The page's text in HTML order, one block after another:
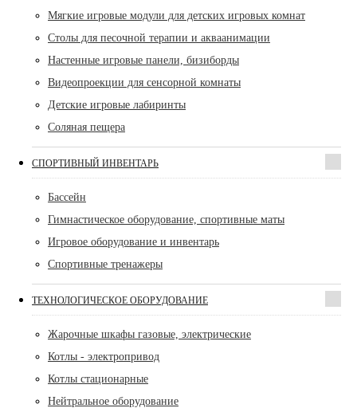
Мягкие игровые модули для детских игровых комнат
Столы для песочной терапии и акваанимации
Настенные игровые панели, бизиборды
Видеопроекции для сенсорной комнаты
Детские игровые лабиринты
Соляная пещера
СПОРТИВНЫЙ ИНВЕНТАРЬ
Бассейн
Гимнастическое оборудование, спортивные маты
Игровое оборудование и инвентарь
Спортивные тренажеры
ТЕХНОЛОГИЧЕСКОЕ ОБОРУДОВАНИЕ
Жарочные шкафы газовые, электрические
Котлы - электропривод
Котлы стационарные
Нейтральное оборудование